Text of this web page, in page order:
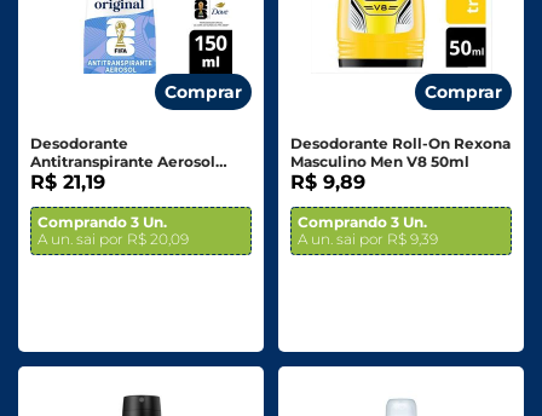
Comprar
Desodorante
Antitranspirante Aerosol
Dove Original 150ml
R$ 21,19
Comprando 3 Un.
A un. sai por R$ 20,09
Comprar
Desodorante Roll-On Rexona
Masculino Men V8 50ml
R$ 9,89
Comprando 3 Un.
A un. sai por R$ 9,39